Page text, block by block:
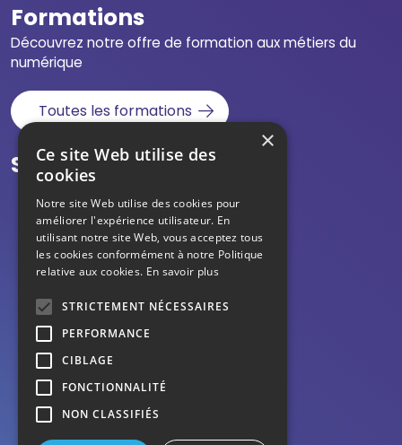
Formations
Découvrez notre offre de formation aux métiers du
numérique
Toutes les formations
Suivez-nous
Mentions légales
Données personnelles
×
Ce site Web utilise des
cookies
Notre site Web utilise des cookies pour
améliorer l'expérience utilisateur. En
utilisant notre site Web, vous acceptez tous
les cookies conformément à notre Politique
relative aux cookies. En savoir plus
STRICTEMENT NÉCESSAIRES
PERFORMANCE
CIBLAGE
FONCTIONNALITÉ
NON CLASSIFIÉS